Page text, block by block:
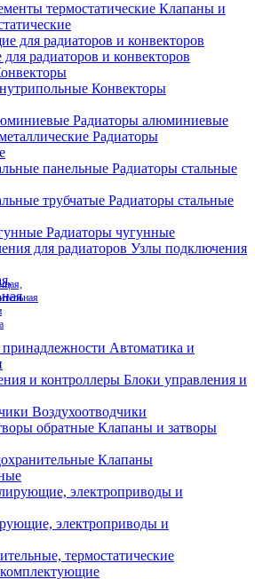
Клапаны и
радиаторов и конвекторов
Конвекторы
Радиаторы алюминиевые
Радиаторы
Радиаторы стальные
Радиаторы стальные
Радиаторы чугунные
Узлы подключения
Автоматика и
Блоки управления и
Воздухоотводчики
Клапаны и затворы
Клапаны
электроприводы и